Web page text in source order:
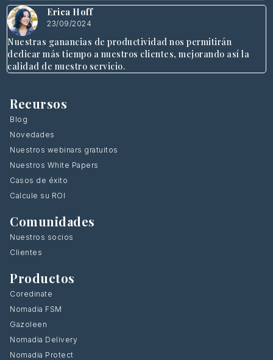
Erica Hoff
23/09/2024
Nuestras ganancias de productividad nos permitirán
dedicar más tiempo a nuestros clientes, mejorando así la
calidad de nuestro servicio.
Recursos
Blog
Novedades
Nuestros webinars gratuitos
Nuestros White Papers
Casos de éxito
Calcule su ROI
Comunidades
Nuestros socios
Clientes
Productos
Coredinate
Nomadia FSM
Gazoleen
Nomadia Delivery
Nomadia Protect